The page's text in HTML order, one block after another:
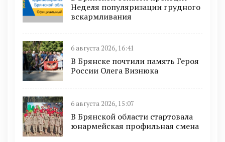
Неделя популяризации грудного
вскармливания
6 августа 2026, 16:41
В Брянске почтили память Героя
России Олега Визнюка
6 августа 2026, 15:07
В Брянской области стартовала
юнармейская профильная смена